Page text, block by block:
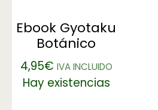
Ebook Gyotaku
Botánico
4,95€ IVA INCLUIDO
Hay existencias